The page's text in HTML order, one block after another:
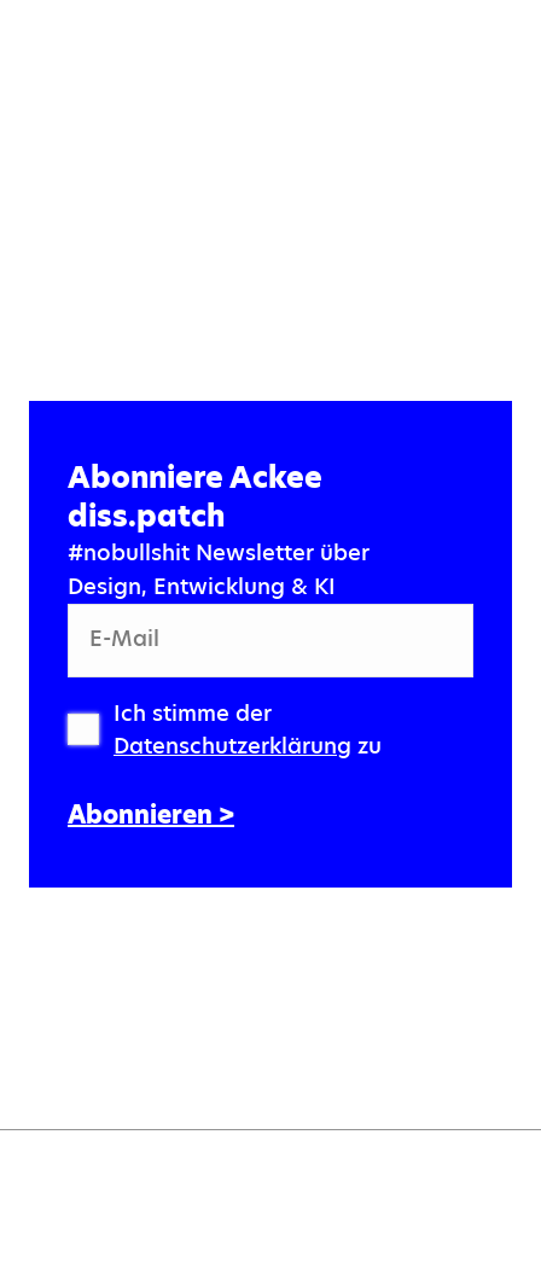
Abonniere Ackee
diss.patch
#nobullshit Newsletter über
Design, Entwicklung & KI
E-Mail
Abonnieren >
Ich stimme der
Datenschutzerklärung zu